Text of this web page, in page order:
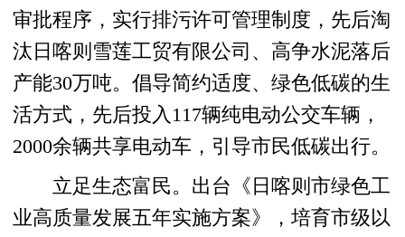
审批程序，实行排污许可管理制度，先后淘
汰日喀则雪莲工贸有限公司、高争水泥落后
产能30万吨。倡导简约适度、绿色低碳的生
活方式，先后投入117辆纯电动公交车辆，
2000余辆共享电动车，引导市民低碳出行。
立足生态富民。出台《日喀则市绿色工
业高质量发展五年实施方案》，培育市级以